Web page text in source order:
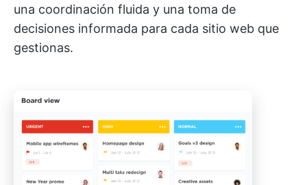
una coordinación fluida y una toma de
decisiones informada para cada sitio web que
gestionas.